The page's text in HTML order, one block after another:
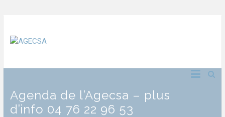
Agenda de l’Agecsa – plus
d’info 04 76 22 96 53